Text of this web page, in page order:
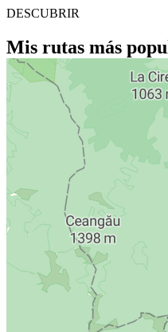
DESCUBRIR
Mis rutas más